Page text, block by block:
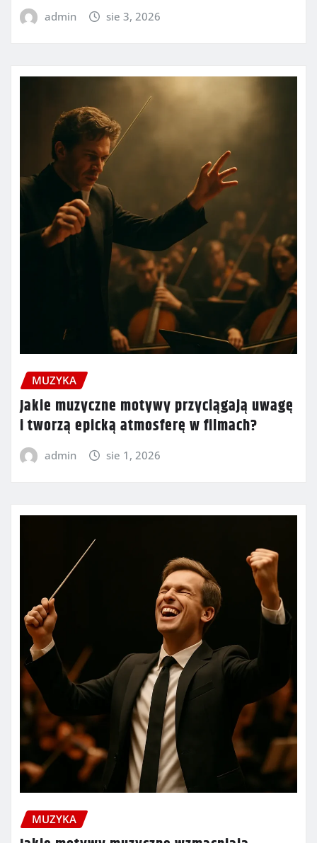
admin sie 3, 2026
MUZYKA
Jakie muzyczne motywy przyciągają uwagę
i tworzą epicką atmosferę w filmach?
admin sie 1, 2026
MUZYKA